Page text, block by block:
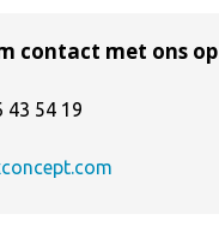
contact met ons op
43 54 19